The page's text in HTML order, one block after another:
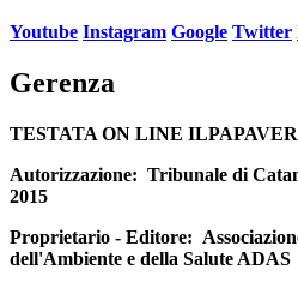
Youtube Instagram Google Twitter
Gerenza
TESTATA ON LINE
Autorizzazione: Tribunale di
2015
Proprietario - Editore:
dell'Ambiente e della Salute ADAS